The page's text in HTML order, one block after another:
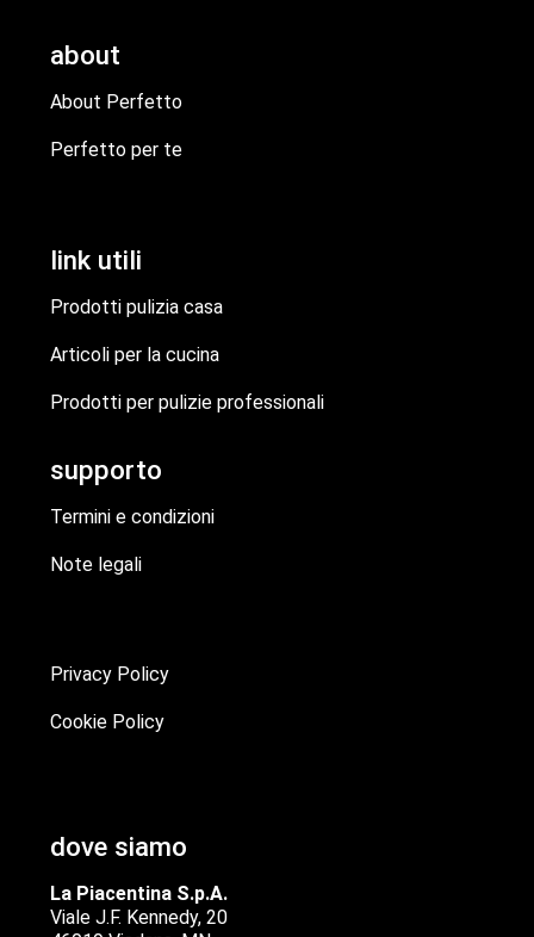
about
About Perfetto
Perfetto per te
link utili
Prodotti pulizia casa
Articoli per la cucina
Prodotti per pulizie professionali
supporto
Termini e condizioni
Note legali
Privacy Policy
Cookie Policy
dove siamo
La Piacentina S.p.A.
Viale J.F. Kennedy, 20